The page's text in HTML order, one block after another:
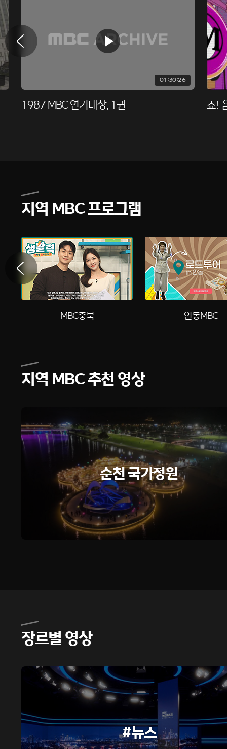
01:30:26
1987 MBC 연기대상, 1권 쇼!
지역 MBC 프로그램
MBC충북 안동MBC
지역 MBC 추천 영상
순천 국가정원
장르별 영상
#뉴스